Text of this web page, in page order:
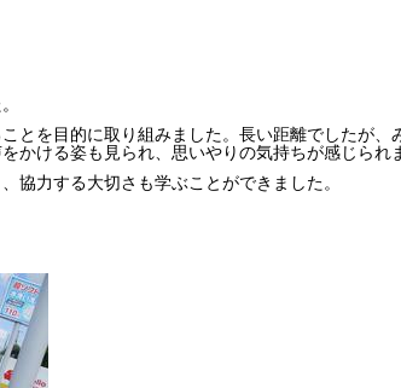
とを目的に取り組みました。長い距離でしたが、
かける姿も見られ、思いやりの気持ちが感じられ
協力する大切さも学ぶことができました。